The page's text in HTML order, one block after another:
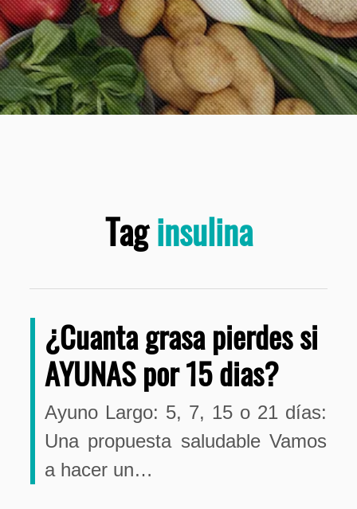
Taginsulina
¿Cuanta grasa pierdes si
AYUNAS por 15 dias?
Ayuno Largo: 5, 7, 15 o 21 días:
Una propuesta saludable Vamos
a hacer un…